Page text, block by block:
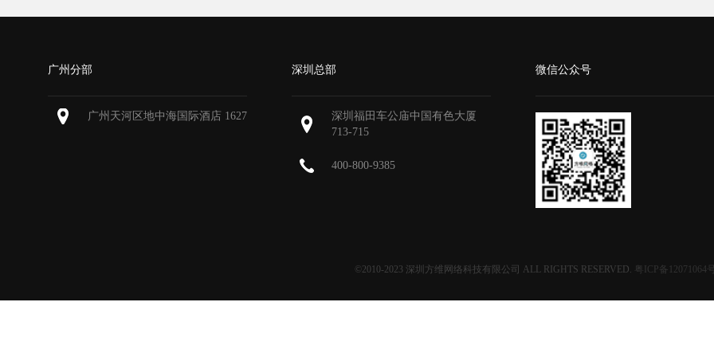
广州分部
广州天河区地中海国际酒店 1627
深圳总部
深圳福田车公庙中国有色大厦
713-715
400-800-9385
微信公众号
©2010-2023 深圳方维网络科技有限公司 ALL RIGHTS RESERVED. 粤ICP备12071064